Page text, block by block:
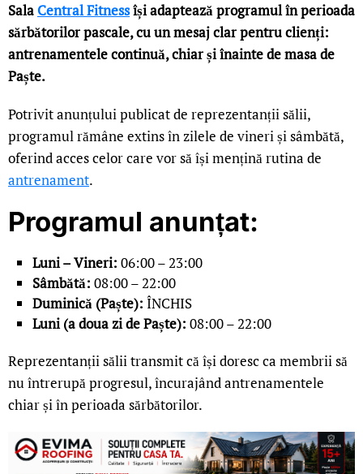
Sala Central Fitnessîși adaptează programul în perioada
sărbătorilor pascale, cu un mesaj clar pentru clienți:
antrenamentele continuă, chiar și înainte de masa de
Paște.
Potrivit anunțului publicat de reprezentanții sălii,
programul rămâne extins în zilele de vineri și sâmbătă,
oferind acces celor care vor să își mențină rutina de
antrenament.
Programul anunțat:
Luni – Vineri: 06:00 – 23:00
Sâmbătă: 08:00 – 22:00
Duminică (Paște): ÎNCHIS
Luni (a doua zi de Paște): 08:00 – 22:00
Reprezentanții sălii transmit că își doresc ca membrii să
nu întrerupă progresul, încurajând antrenamentele
chiar și în perioada sărbătorilor.